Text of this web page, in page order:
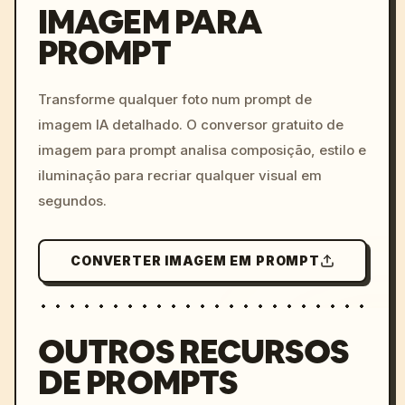
colors, 8k --v 6.0
IMAGEM PARA
PROMPT
Transforme qualquer foto num prompt de
imagem IA detalhado. O conversor gratuito de
imagem para prompt analisa composição, estilo e
iluminação para recriar qualquer visual em
segundos.
CONVERTER IMAGEM EM PROMPT
OUTROS RECURSOS
DE PROMPTS